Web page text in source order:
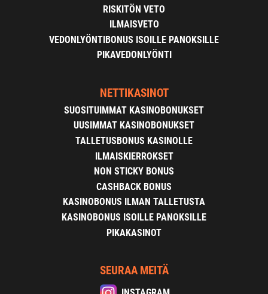
RISKITÖN VETO
ILMAISVETO
VEDONLYÖNTIBONUS ISOILLE PANOKSILLE
PIKAVEDONLYÖNTI
NETTIKASINOT
SUOSITUIMMAT KASINOBONUKSET
UUSIMMAT KASINOBONUKSET
TALLETUSBONUS KASINOLLE
ILMAISKIERROKSET
NON STICKY BONUS
CASHBACK BONUS
KASINOBONUS ILMAN TALLETUSTA
KASINOBONUS ISOILLE PANOKSILLE
PIKAKASINOT
SEURAA MEITÄ